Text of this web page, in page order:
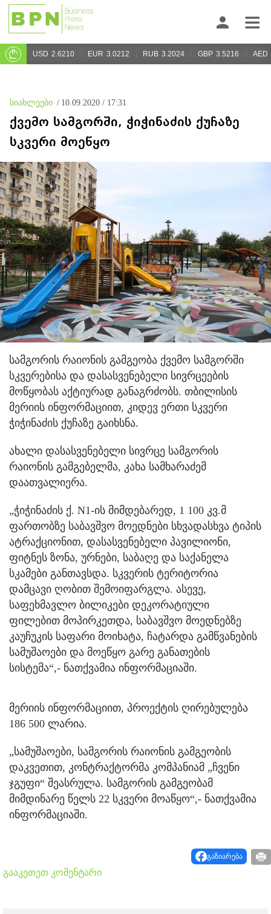
USD 2.6210 EUR 3.0212 RUB 3.2024 GBP 3.5216 AED
სიახლეები / 10.09.2020 / 17:31
ქვემო სამგორში, ჭიჭინაძის ქუჩაზე
სკვერი მოეწყო
სამგორის რაიონის გამგეობა ქვემო სამგორში
სკვერებისა და დასასვენებელი სივრცეების
მოწყობას აქტიურად განაგრძობს. თბილისის
მერიის ინფორმაციით, კიდევ ერთი სკვერი
ჭიჭინაძის ქუჩაზე გაიხსნა.
ახალი დასასვენებელი სივრცე სამგორის
რაიონის გამგებელმა, კახა სამხარაძემ
დაათვალიერა.
„ჭიჭინაძის ქ. N1-ის მიმდებარედ, 1 100 კვ.მ
ფართობზე საბავშვო მოედნები სხვადასხვა ტიპის
ატრაქციონით, დასასვენებელი პავილიონი,
ფიტნეს ზონა, ურნები, საბაღე და საქანელა
სკამები განთავსდა. სკვერის ტერიტორია
დამცავი ღობით შემოიფარგლა. ასევე,
საფეხმავლო ბილიკები დეკორატიული
ფილებით მოპირკეთდა, საბავშვო მოედნებზე
კაუჩუკის საფარი მოიხატა, ჩატარდა გამწვანების
სამუშაოები და მოეწყო გარე განათების
სისტემა“,- ნათქვამია ინფორმაციაში.
მერიის ინფორმაციით, პროექტის ღირებულება
186 500 ლარია.
„სამუშაოები, სამგორის რაიონის გამგეობის
დაკვეთით, კონტრაქტორმა კომპანიამ „ჩვენი
ჯგუფი“ შეასრულა. სამგორის გამგეობამ
მიმდინარე წელს 22 სკვერი მოაწყო“,- ნათქვამია
ინფორმაციაში.
გაზიარება
გააკეთეთ კომენტარი